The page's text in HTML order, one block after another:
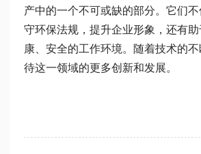
产中的一个不可或缺的部分。它们
守环保法规，提升企业形象，还有
康、安全的工作环境。随着技术的
待这一领域的更多创新和发展。